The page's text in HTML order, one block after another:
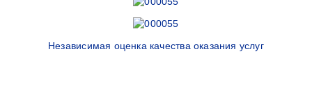
Независимая оценка качества оказания услуг